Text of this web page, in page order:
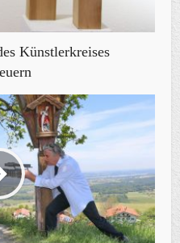
Künstlerkreises